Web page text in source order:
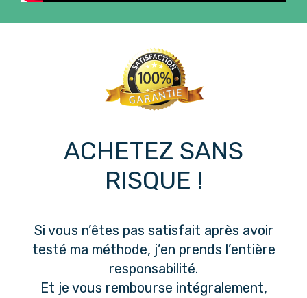
ACHETEZ SANS
RISQUE !
Si vous n’êtes pas satisfait après avoir
testé ma méthode, j’en prends l’entière
responsabilité.
Et je vous rembourse intégralement,